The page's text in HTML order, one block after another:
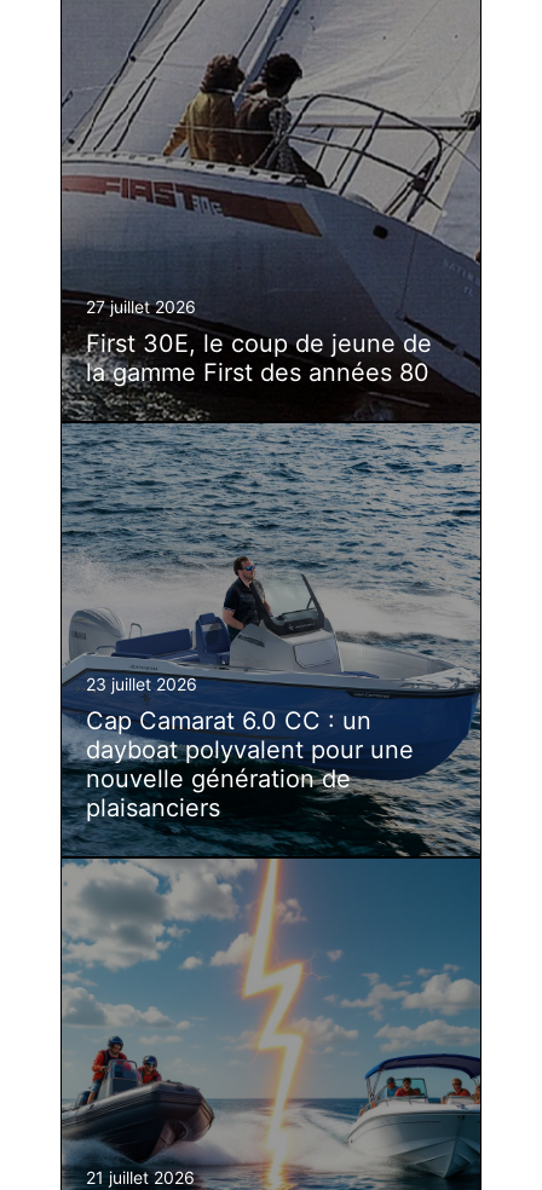
27 juillet 2026
First 30E, le coup de jeune de
la gamme First des années 80
23 juillet 2026
Cap Camarat 6.0 CC : un
dayboat polyvalent pour une
nouvelle génération de
plaisanciers
21 juillet 2026